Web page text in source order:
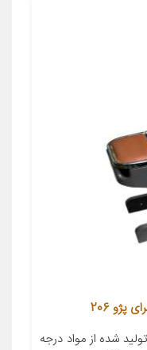
شده از مواد درجه